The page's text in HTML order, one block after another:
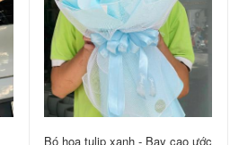
Bó hoa tulip xanh - Bay cao ước